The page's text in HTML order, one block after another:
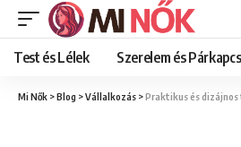
Test és Lélek Szerelem és
Mi Nők >Blog >Vállalkozás >Praktikus és